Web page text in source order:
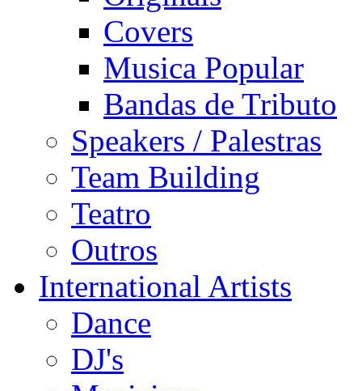
Covers
Musica Popular
Bandas de Tributo
Speakers / Palestras
Team Building
Teatro
Outros
International Artists
Dance
DJ's